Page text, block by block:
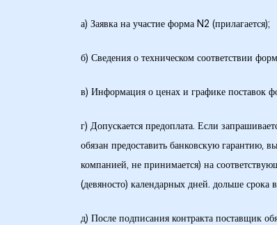
а) Заявка на участие форма N2 (прилагается);
б) Сведения о техническом соответствии
в) Информация о ценах и графике поставок
г) Допускается предоплата. Если
обязан предоставить банковскую гарантию,
компанией, не принимается) на
(девяносто) календарных дней. дольше срока
д) После подписания контракта поставщик